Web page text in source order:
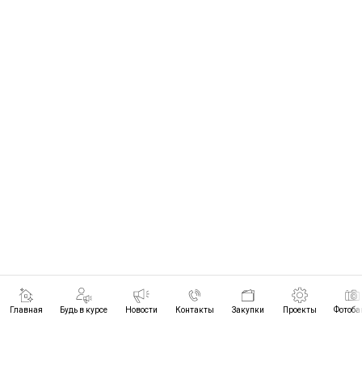
Главная Будь в курсе Новости Контакты Закупки Проекты